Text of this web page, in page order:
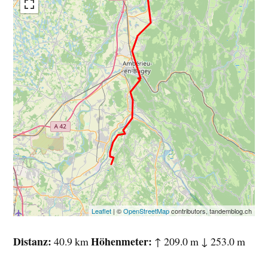
Leaflet| ©OpenStreetMapcontributors, tandemblog.ch
Distanz 40.9 kmHöhenmeter ↑ 209.0 m ↓ 253.0 m